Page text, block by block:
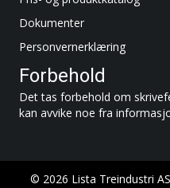
Dokumenter
Personvernerklæring
Forbehold
Det tas forbehold om
kan avvike noe fra
© 2026 Lista Treindustri